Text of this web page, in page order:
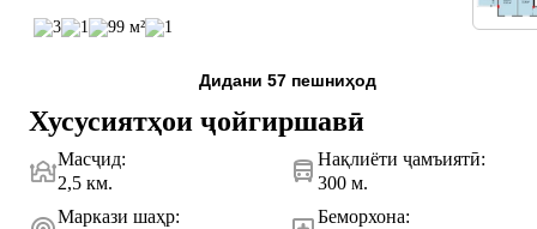
3 1 99 м² 1
Дидани 57 пешниҳод
Хусусиятҳои ҷойгиршавӣ
Масҷид:
2,5 км.
Нақлиёти ҷамъиятӣ:
300 м.
Маркази шаҳр:
Беморхона: